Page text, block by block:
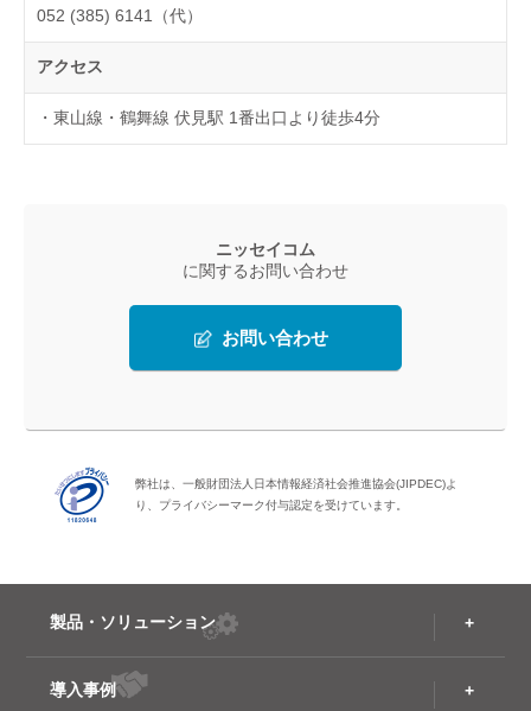
052 (385) 6141（代）
アクセス
・東山線・鶴舞線 伏見駅 1番出口より徒歩4分
ニッセイコム
に関するお問い合わせ
お問い合わせ
弊社は、一般財団法人日本情報経済社会推進協会(JIPDEC)よ
り、プライバシーマーク付与認定を受けています。
製品・ソリューション
導入事例